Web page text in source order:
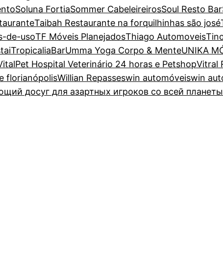
Soluna FortiaSommer CabeleireirosSoul Resto Bar
Taibah Restaurante na forquilhinhas são josé
de-usoTF Móveis PlanejadosThiago Automoveis
TropicaliaBarUmma Yoga Corpo & MenteUNIKA
Hospital Veterinário 24 horas e PetshopVitral
florianópolisWillian Repasseswin automóveiswin
досуг для азартных игроков со всей